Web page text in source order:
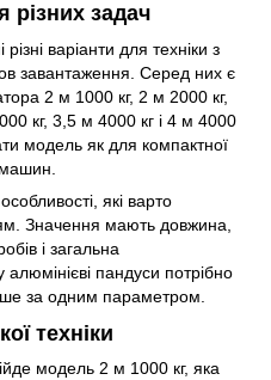
різних задач
варіанти для техніки з
завантаження. Серед них є
2 м 1000 кг, 2 м 2000 кг,
кг, 3,5 м 4000 кг і 4 м 4000
модель як для компактної
які варто
Значення мають довжина,
і загальна
пандуси потрібно
за одним параметром.
техніки
модель 2 м 1000 кг, яка